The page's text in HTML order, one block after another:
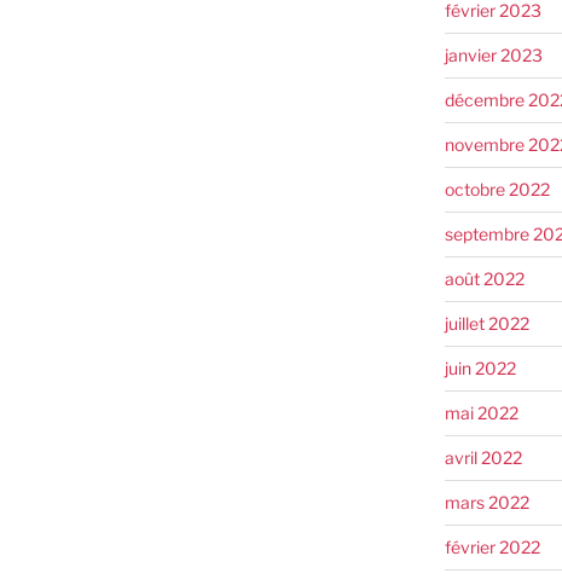
février 2023
janvier 2023
décembre
novembre
octobre 2022
septembre
août 2022
juillet 2022
juin 2022
mai 2022
avril 2022
mars 2022
février 2022